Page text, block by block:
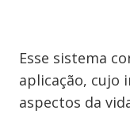
Esse sistema
aplicação, cujo
aspectos da